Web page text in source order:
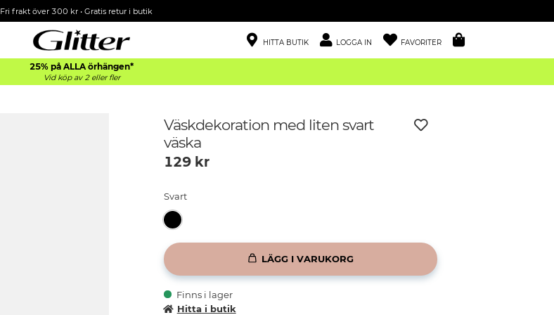
Fri frakt över 300 kr• Gratis retur i butik
HITTA BUTIK LOGGA IN FAVORITER
25% på ALLA örhängen*
Vid köp av 2 eller fler
Väskdekoration med liten svart
väska
129kr
Svart
LÄGG I VARUKORG
Finns i lager
Hitta i butik